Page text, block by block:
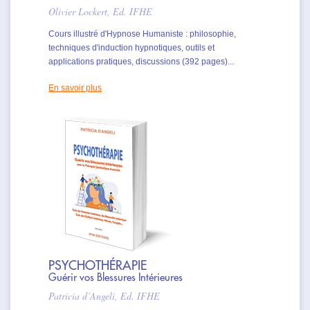
Olivier Lockert, Ed. IFHE
Cours illustré d'Hypnose Humaniste : philosophie,
techniques d'induction hypnotiques, outils et
applications pratiques, discussions (392 pages)...
En savoir plus
PSYCHOTHÉRAPIE
Guérir vos Blessures Intérieures
Patricia d’Angeli, Ed. IFHE